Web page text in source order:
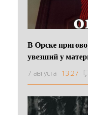
В Орске
увезший у
7 августа 13:27